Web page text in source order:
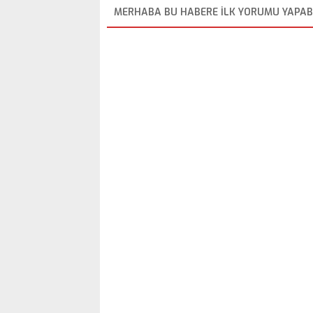
MERHABA BU HABERE ILK YORUMU